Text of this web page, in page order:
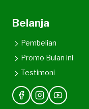
Belanja
Pembelian
Promo Bulan ini
Testimoni